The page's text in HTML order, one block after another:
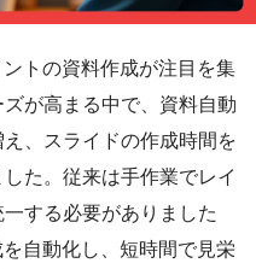
トの資料作成が注目を集
が高まる中で、資料自動
、スライドの作成時間を
た。従来は手作業でレイ
する必要がありました
自動化し、短時間で見栄